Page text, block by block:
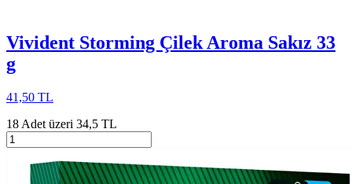
Vivident Storming Çilek Aroma Sakız 33
g
41,50 TL
18 Adet üzeri 34,5 TL